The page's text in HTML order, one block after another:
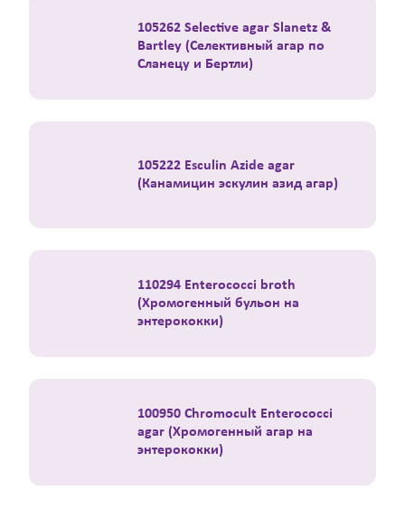
105262 Selective agar Slanetz &
Bartley (Селективный агар по
Сланецу и Бертли)
105222 Esculin Azide agar
(Канамицин эскулин азид агар)
110294 Enterococci broth
(Хромогенный бульон на
энтерококки)
100950 Chromocult Enterococci
agar (Хромогенный агар на
энтерококки)